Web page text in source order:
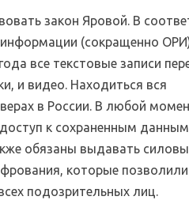
закон Яровой. В
информации (сокращенно
все текстовые записи
и видео. Находиться вся
в России. В любой
к сохраненным
обязаны выдавать
которые
подозрительных лиц.